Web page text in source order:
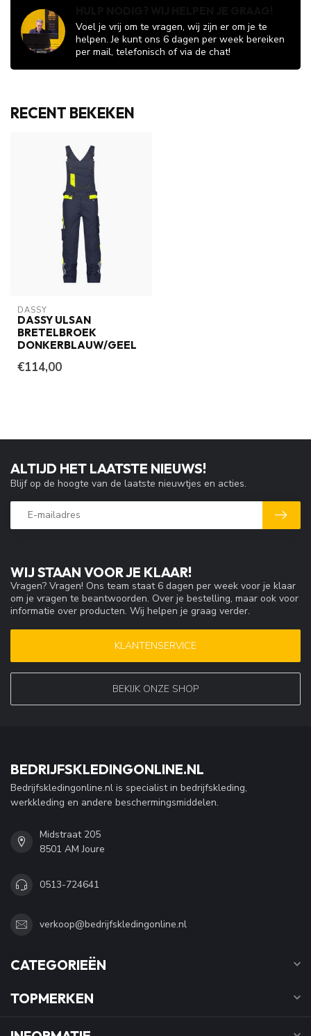
Voel je vrij om te vragen, wij zijn er om je te
helpen. Je kunt ons 6 dagen per week bereiken
per mail, telefonisch of via de chat!
RECENT BEKEKEN
DASSY
DASSY ULSAN
BRETELBROEK
DONKERBLAUW/GEEL
€114,00
WIJ STAAN VOOR JE KLAAR!
Vragen? Vragen! Ons team staat 6 dagen per week voor je klaar
om je vragen te beantwoorden. Over je bestelling, maar ook voor
informatie over producten. Wij helpen je graag verder.
KLANTENSERVICE
BEKIJK ONZE SHOP
ALTIJD HET LAATSTE NIEUWS!
Blijf op de hoogte van de laatste nieuwtjes en acties.
BEDRIJFSKLEDINGONLINE.NL
Bedrijfskledingonline.nl is specialist in bedrijfskleding,
werkkleding en andere beschermingsmiddelen.
Midstraat 205
8501 AM Joure
0513-724641
verkoop@bedrijfskledingonline.nl
CATEGORIEËN
TOPMERKEN